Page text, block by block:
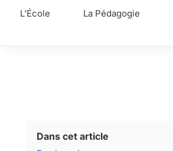
L’École La Pédagogie
Dans cet article